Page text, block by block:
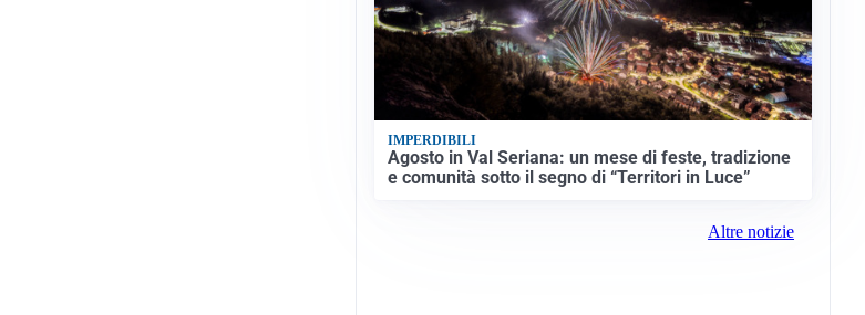
IMPERDIBILI
Agosto in Val Seriana: un mese di feste, tradizione
e comunità sotto il segno di “Territori in Luce”
Altre notizie